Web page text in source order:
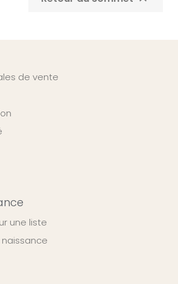
de vente
une liste